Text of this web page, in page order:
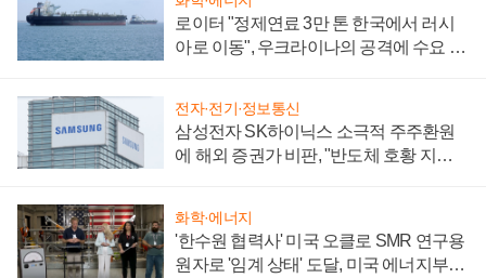
로이터 "정제연료 3만 톤 한국에서 러시
아로 이동", 우크라이나의 공격에 수요 늘
전자·전기·정보통신
삼성전자 SK하이닉스 소극적 주주환원
에 해외 증권가 비판, "반도체 호황 지속
화학·에너지
'한수원 협력사' 미국 오클로 SMR 연구용
원자로 '임계 상태' 도달, 미국 에너지부